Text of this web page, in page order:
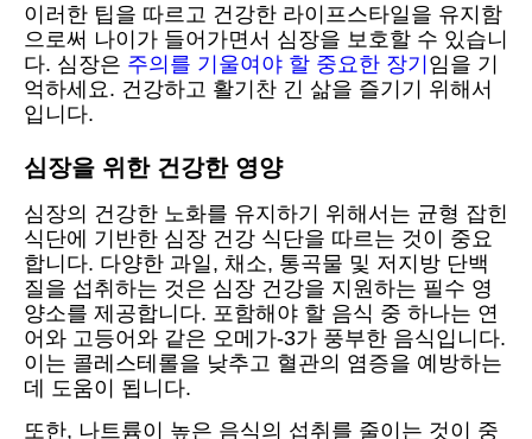
이러한 팁을 따르고 건강한 라이프스타일을 유지함
으로써 나이가 들어가면서 심장을 보호할 수 있습니
다. 심장은 주의를 기울여야 할 중요한 장기 임을 기
억하세요. 건강하고 활기찬 긴 삶을 즐기기 위해서
입니다.
심장을 위한 건강한 영양
심장의 건강한 노화를 유지하기 위해서는 균형 잡힌
식단에 기반한 심장 건강 식단을 따르는 것이 중요
합니다. 다양한 과일, 채소, 통곡물 및 저지방 단백
질을 섭취하는 것은 심장 건강을 지원하는 필수 영
양소를 제공합니다. 포함해야 할 음식 중 하나는 연
어와 고등어와 같은 오메가-3가 풍부한 음식입니다.
이는 콜레스테롤을 낮추고 혈관의 염증을 예방하는
데 도움이 됩니다.
또한, 나트륨이 높은 음식의 섭취를 줄이는 것이 중